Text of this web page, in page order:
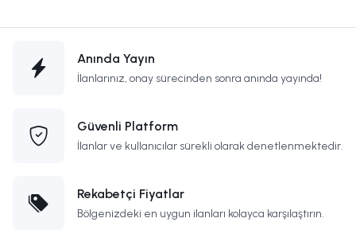
Anında Yayın
İlanlarınız, onay sürecinden sonra anında yayında!
Güvenli Platform
İlanlar ve kullanıcılar sürekli olarak denetlenmektedir.
Rekabetçi Fiyatlar
Bölgenizdeki en uygun ilanları kolayca karşılaştırın.